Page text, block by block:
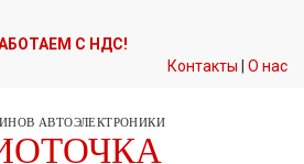
С НДС!
Контакты
О нас
АВТОЭЛЕКТРОНИКИ